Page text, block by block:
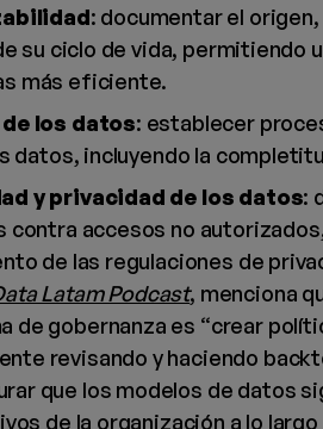
: documentar el
su ciclo de vida, permitiendo
más eficiente.
los datos: establecer
datos, incluyendo la
y privacidad de los datos:
contra accesos no
de las regulaciones de
Latam Podcast, menciona
de gobernanza es “crear
revisando y haciendo
que los modelos de datos
de la organización a lo